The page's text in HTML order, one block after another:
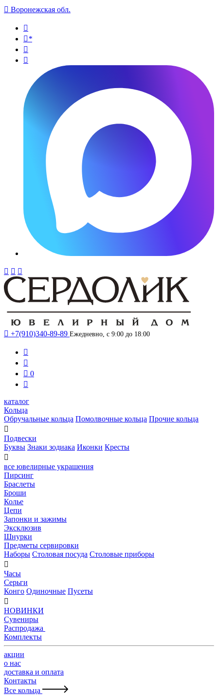
 Воронежская обл.

*


  
 +7(910)340-89-89 Ежедневно, с 9:00 до 18:00


 0

каталог
Кольца
Обручальные кольца Помолвочные кольца Прочие кольца

Подвески
Буквы Знаки зодиака Иконки Кресты

все ювелирные украшения
Пирсинг
Браслеты
Броши
Колье
Цепи
Запонки и зажимы
Эксклюзив
Шнурки
Предметы сервировки
Наборы Столовая посуда Столовые приборы

Часы
Серьги
Конго Одиночные Пусеты

НОВИНКИ
Сувениры
Распродажа
Комплекты
акции
о нас
доставка и оплата
Контакты
Все кольца